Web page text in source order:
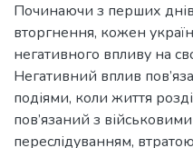
Починаючи з перших
вторгнення, кожен
негативного впливу на
Негативний вплив
подіями, коли життя
пов’язаний з
переслідуванням,